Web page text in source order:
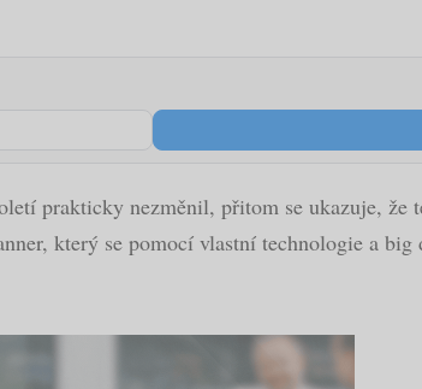
prakticky nezměnil, přitom se ukazuje,
který se pomocí vlastní technologie a